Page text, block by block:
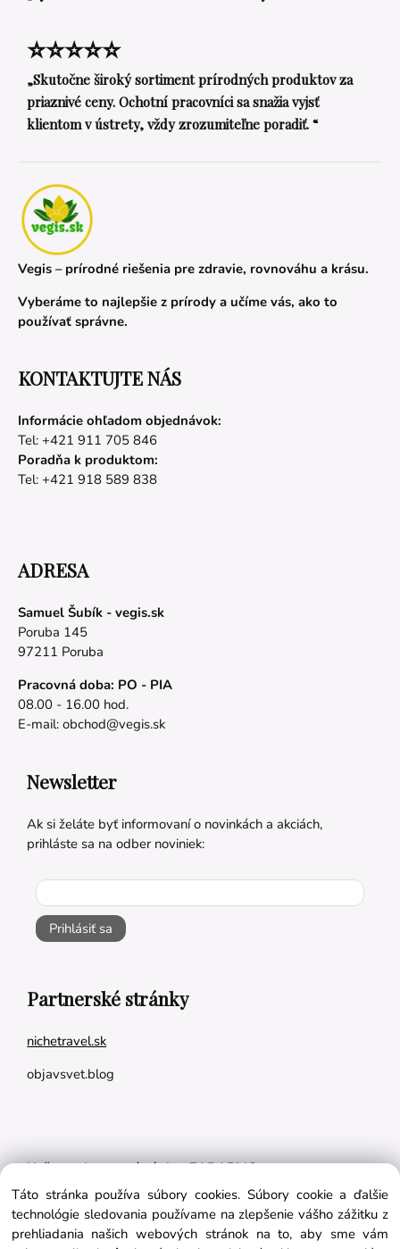
⭐⭐⭐⭐⭐
„Skutočne široký sortiment prírodných produktov za
priaznivé ceny. Ochotní pracovníci sa snažia vyjsť
klientom v ústrety, vždy zrozumiteľne poradiť. “
Vegis – prírodné riešenia pre zdravie, rovnováhu a krásu.
Vyberáme to najlepšie z prírody a učíme vás, ako to
používať správne.
KONTAKTUJTE NÁS
Informácie ohľadom objednávok:
Tel: +421 911 705 846
Poradňa k produktom:
Tel: +421 918 589 838
ADRESA
Samuel Šubík - vegis.sk
Poruba 145
97211 Poruba
Pracovná doba: PO - PIA
08.00 - 16.00 hod.
E-mail: obchod@vegis.sk
Newsletter
Ak si želáte byť informovaní o novinkách a akciách,
prihláste sa na odber noviniek:
Prihlásiť sa
Partnerské stránky
nichetravel.sk
objavsvet.blog
Naše appky pre vás úplne ZADARMO:
Tréningový plán na mieru
BMI kalkulačka
Táto stránka používa súbory cookies. Súbory cookie a ďalšie
technológie sledovania používame na zlepšenie vášho zážitku z
prehliadania našich webových stránok na to, aby sme vám